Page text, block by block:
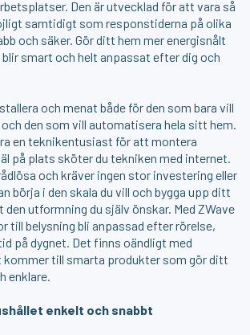
Den är utvecklad för att vara så
samtidigt som responstiderna på olika
och säker. Gör ditt hem mer energisnålt
smart och helt anpassat efter dig och
och menat både för den som bara vill
den som vill automatisera hela sitt hem.
en teknikentusiast för att montera
på plats sköter du tekniken med internet.
och kräver ingen stor investering eller
börja i den skala du vill och bygga upp ditt
den utformning du själv önskar. Med ZWave
till belysning bli anpassad efter rörelse,
på dygnet. Det finns oändligt med
kommer till smarta produkter som gör ditt
enklare.
enkelt och snabbt